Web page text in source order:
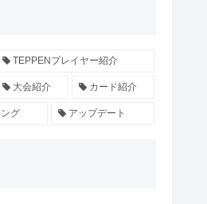
TEPPENプレイヤー紹介
大会紹介 カード紹介
グ アップデート